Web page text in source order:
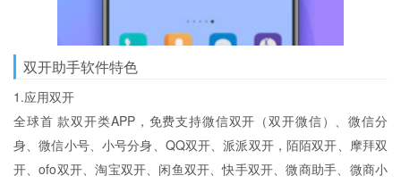
双开助手软件特色
1.应用双开
全球首 款双开类APP，免费支持微信双开（双开微信）、微信分
身、微信小号、小号分身、QQ双开、派派双开，陌陌双开、摩拜双
开、ofo双开、淘宝双开、闲鱼双开、快手双开、微商助手、微商小